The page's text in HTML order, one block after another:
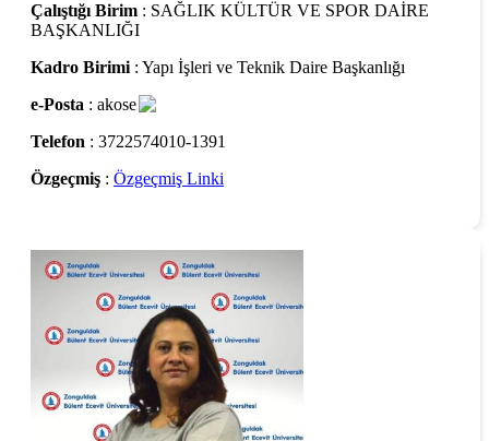
Çalıştığı Birim : SAĞLIK KÜLTÜR VE SPOR DAİRE
BAŞKANLIĞI
Kadro Birimi : Yapı İşleri ve Teknik Daire Başkanlığı
e-Posta : akose
Telefon : 3722574010-1391
Özgeçmiş : Özgeçmiş Linki